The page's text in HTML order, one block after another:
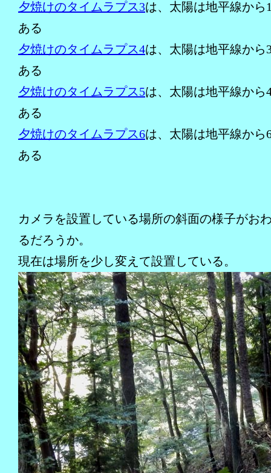
夕焼けのタイムラプス3は、太陽は地平線から
ある
夕焼けのタイムラプス4は、太陽は地平線から
ある
夕焼けのタイムラプス5は、太陽は地平線から
ある
夕焼けのタイムラプス6は、太陽は地平線から
ある
カメラを設置している場所の斜面の様子がお
るだろうか。
現在は場所を少し変えて設置している。